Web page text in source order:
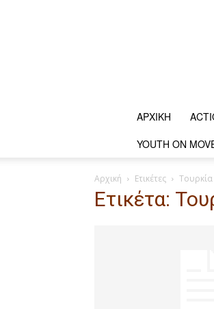
ΑΡΧΙΚΗ
YOUTH ON
Αρχική Ετικέτες Τουρκία
Ετικέτα: